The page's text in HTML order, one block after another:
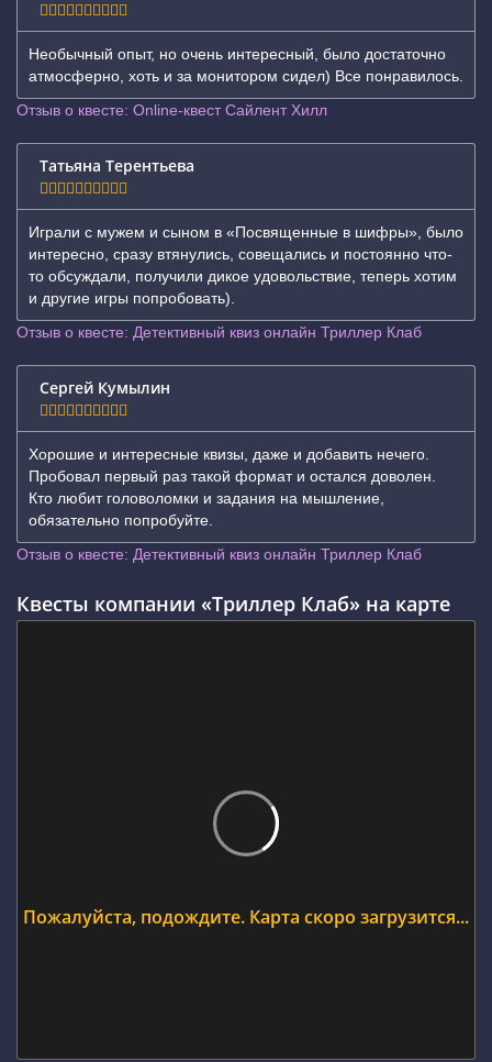
Необычный опыт, но очень интересный, было достаточно
атмосферно, хоть и за монитором сидел) Все понравилось.
Отзыв о квесте: Online-квест Сайлент Хилл
Татьяна Терентьева
Играли с мужем и сыном в «Посвященные в шифры», было
интересно, сразу втянулись, совещались и постоянно что-
то обсуждали, получили дикое удовольствие, теперь хотим
и другие игры попробовать).
Отзыв о квесте: Детективный квиз онлайн Триллер Клаб
Сергей Кумылин
Хорошие и интересные квизы, даже и добавить нечего.
Пробовал первый раз такой формат и остался доволен.
Кто любит головоломки и задания на мышление,
обязательно попробуйте.
Отзыв о квесте: Детективный квиз онлайн Триллер Клаб
Квесты компании «Триллер Клаб» на карте
Пожалуйста, подождите. Карта скоро загрузится...